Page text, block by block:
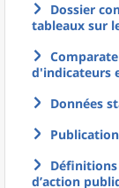
Dossier
tableaux sur
d'indicateurs
Données
Définitions
d’action